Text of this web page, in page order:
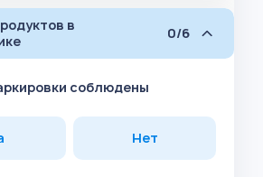
в
0/6
соблюдены
Нет